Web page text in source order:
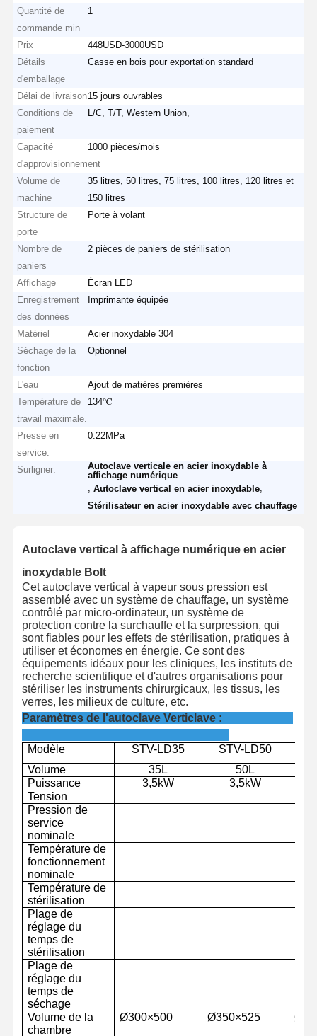
Accueil
Quantité de
commande min
1
Prix
448USD-3000USD
Détails
d'emballage
Casse en bois pour exportation standard
Délai de livraison15 jours ouvrables
Conditions de
paiement
L/C, T/T, Western Union,
Capacité
d'approvisionnement
1000 pièces/mois
Volume de
machine
35 litres, 50 litres, 75 litres, 100 litres, 120 litres et
150 litres
Structure de
porte
Porte à volant
Nombre de
paniers
2 pièces de paniers de stérilisation
Affichage
Écran LED
Enregistrement
des données
Imprimante équipée
Matériel
Acier inoxydable 304
Séchage de la
fonction
Optionnel
L'eau
Ajout de matières premières
Température de
travail maximale.
134℃
Presse en
service.
0.22MPa
Surligner:
Autoclave verticale en acier inoxydable à
affichage numérique
Autoclave vertical en acier inoxydable
Stérilisateur en acier inoxydable avec chauffage
Autoclave vertical à affichage numérique en acier
inoxydable Bolt
Cet autoclave vertical à vapeur sous pression est
assemblé avec un système de chauffage, un système
contrôlé par micro-ordinateur, un système de
protection contre la surchauffe et la surpression, qui
sont fiables pour les effets de stérilisation, pratiques à
utiliser et économes en énergie. Ce sont des
équipements idéaux pour les cliniques, les instituts de
recherche scientifique et d'autres organisations pour
stériliser les instruments chirurgicaux, les tissus, les
verres, les milieux de culture, etc.
Paramètres de l'autoclave Verticlave :
Modèle STV-LD35 STV-LD50
Volume
35L
50L
Puissance
3,5kW 3,5kW
Tension
Pression de
service
nominale
Température de
fonctionnement
nominale
Température de
stérilisation
Plage de
réglage du
temps de
stérilisation
Plage de
réglage du
temps de
séchage
Volume de la
chambre
Ø300×500 Ø350×525 Ø